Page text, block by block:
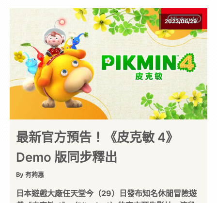
2023/06/29
最新官方預告！《皮克敏 4》
Demo 版同步釋出
By 有夠惠
日本遊戲大廠任天堂今（29）日發布知名休閒冒險遊